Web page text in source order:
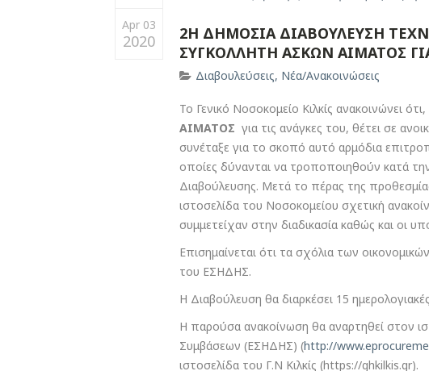
Apr 03
2020
2Η ΔΗΜΟΣΙΑ ΔΙΑΒΟΥΛΕΥΣΗ
ΣΥΓΚΟΛΛΗΤΗ ΑΣΚΩΝ ΑΙΜΑΤΟΣ
Διαβουλεύσεις, Νέα/Ανακοινώσεις
Το Γενικό Νοσοκομείο Κιλκίς ανακοινώνει
ΑΙΜΑΤΟΣ για τις ανάγκες του, θέτει σε
συνέταξε για το σκοπό αυτό αρμόδια
οποίες δύνανται να τροποποιηθούν κατά
Διαβούλευσης. Μετά το πέρας της
ιστοσελίδα του Νοσοκομείου σχετική
συμμετείχαν στην διαδικασία καθώς και οι
Επισημαίνεται ότι τα σχόλια των
του ΕΣΗΔΗΣ.
Η Διαβούλευση θα διαρκέσει 15
Η παρούσα ανακοίνωση θα αναρτηθεί στον
Συμβάσεων (ΕΣΗΔΗΣ) (http://
ιστοσελίδα του Γ.Ν Κιλκίς (https://ghkilkis.gr).